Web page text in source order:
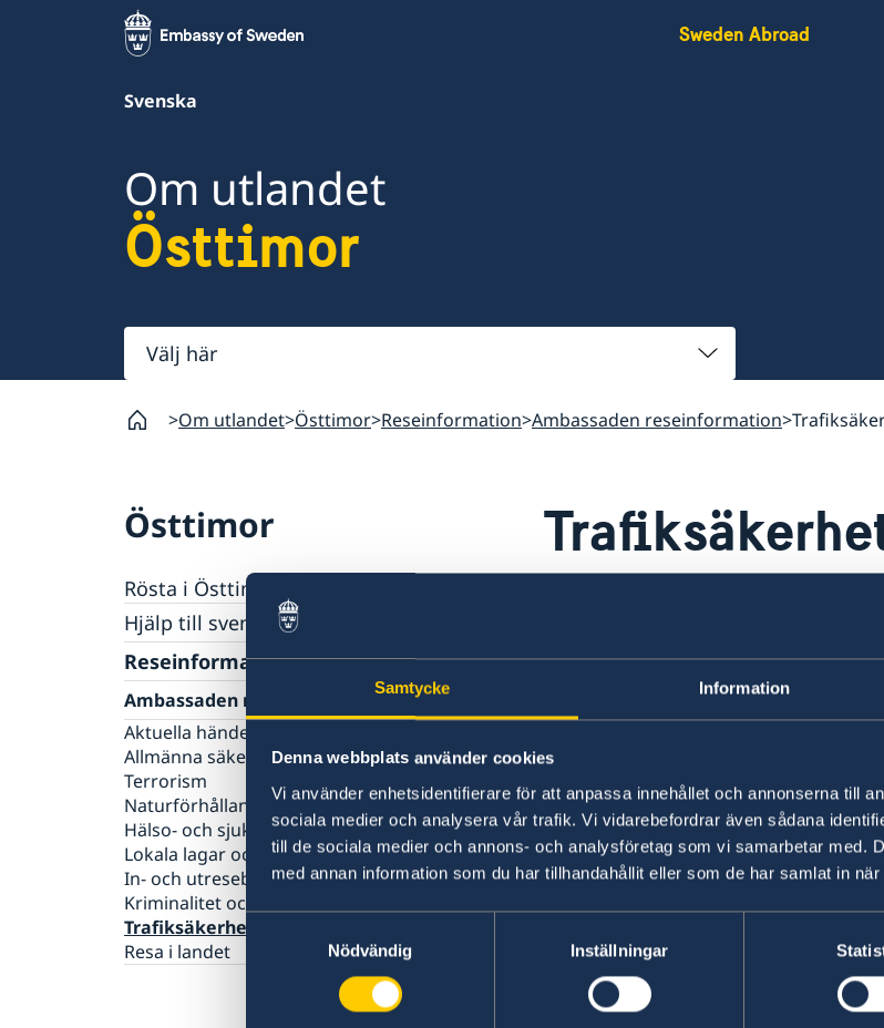
Samtycke Information
Denna webbplats använder cookies
Vi använder enhetsidentifierare för att anpassa innehållet och annonserna till
sociala medier och analysera vår trafik. Vi vidarebefordrar även sådana
till de sociala medier och annons- och analysföretag som vi samarbetar med.
med annan information som du har tillhandahållit eller som de har samlat in
Samtyckesval
Nödvändig
Inställningar
Sweden Abroad
Svenska
Om utlandet
Östtimor
Välj
här
Om utlandet Östtimor Reseinformation Ambassaden reseinformation
Östtimor
Rösta i Östtimor
Hjälp till svenskar i Östtimor
Rösta i Östtimor
Akut hjälp
Pass i Östtimor
Medborgarskap
Reseinformation
Ambassaden reseinformation
Aktuella händelser
Allmänna säkerhetsläget
Terrorism
Naturförhållanden och katastrofer
Hälso- och sjukvård
Lokala lagar och sedvänjor
In- och utresebestämmelser
Kriminalitet och personlig säkerhet
Trafiksäkerhet
Resa i landet
​Under 2024 rapporterades över 2
dödsfall och över 2 000 skadade.
omkörningar, överlastade fordon
används ofta av ficktjuvar. Det är
kontakter än att stoppa en på
Vägar utanför Dili är ofta i mycket
avsaknad av vägmarkeringar. På
utan reflexer är det mycket
Vid olyckor kan det ta lång tid
Senast uppdaterad 03 aug. 2026, 10.55